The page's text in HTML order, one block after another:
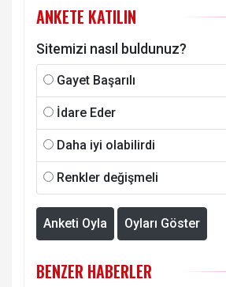
ANKETE KATILIN
Sitemizi nasıl buldunuz?
Gayet Başarılı
İdare Eder
Daha iyi olabilirdi
Renkler değişmeli
Anketi Oyla Oyları Göster
BENZER HABERLER